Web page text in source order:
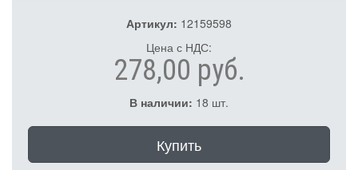
Артикул: 12159598
Цена с НДС:
278,00 руб.
В наличии: 18 шт.
Купить